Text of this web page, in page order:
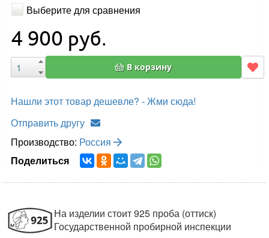
Выберите для сравнения
4 900 руб.
В корзину
Нашли этот товар дешевле? - Жми сюда!
Отправить другу
Производство: Россия
Поделиться
На изделии стоит 925 проба (оттиск)
Государственной пробирной инспекции